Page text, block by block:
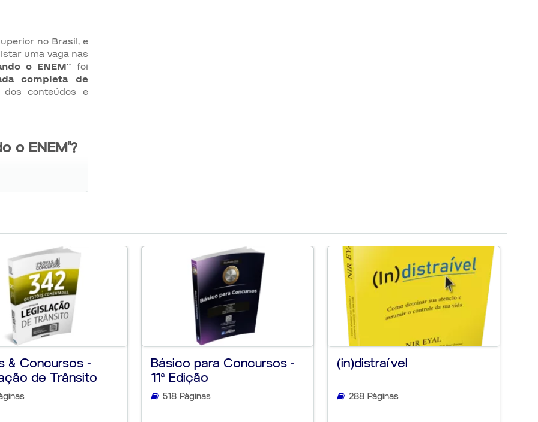
no Brasil, e
uma vaga nas
o ENEM” foi
completa de
conteúdos e
o ENEM"?
explicações
teóricos, mas
analíticas e
conhecimento
& Concursos -
de Trânsito
Básico para Concursos -
11ª Edição
518 Páginas
(in)distraível
288 Páginas